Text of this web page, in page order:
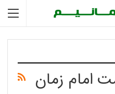
امام زمان